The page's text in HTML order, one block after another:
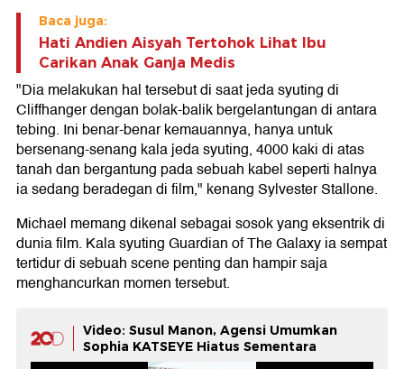
Baca juga:
Hati Andien Aisyah Tertohok Lihat Ibu
Carikan Anak Ganja Medis
"Dia melakukan hal tersebut di saat jeda syuting di
Cliffhanger dengan bolak-balik bergelantungan di antara
tebing. Ini benar-benar kemauannya, hanya untuk
bersenang-senang kala jeda syuting, 4000 kaki di atas
tanah dan bergantung pada sebuah kabel seperti halnya
ia sedang beradegan di film," kenang Sylvester Stallone.
Michael memang dikenal sebagai sosok yang eksentrik di
dunia film. Kala syuting Guardian of The Galaxy ia sempat
tertidur di sebuah scene penting dan hampir saja
menghancurkan momen tersebut.
Video: Susul Manon, Agensi Umumkan
Sophia KATSEYE Hiatus Sementara